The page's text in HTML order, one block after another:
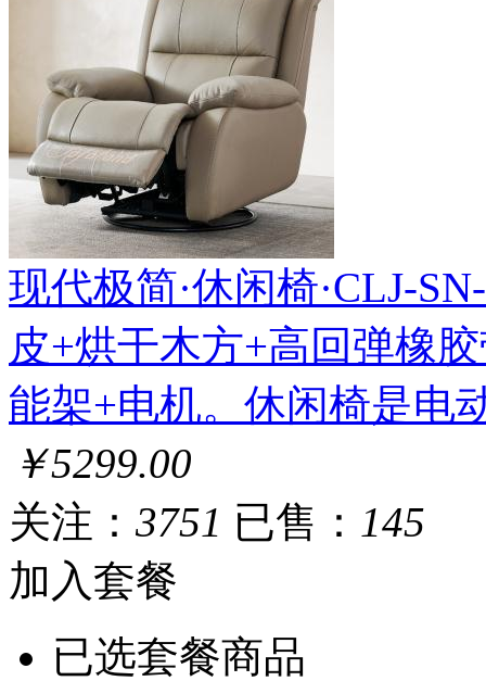
现代极简·休闲椅·CLJ-
皮+烘干木方+高回弹橡
能架+电机。休闲椅是电
￥5299.00
关注： 3751 已售： 145
加入套餐
已选套餐商品